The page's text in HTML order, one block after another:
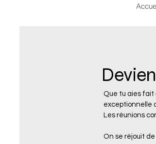
Que tu aies fait
exceptionnelle
Les réunions
On se réjouit